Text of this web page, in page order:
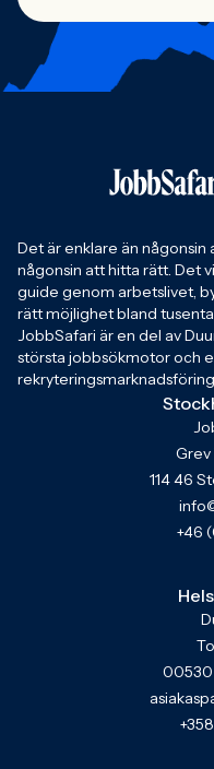
Det är enklare än någonsin
någonsin att hitta rätt. Det
guide genom arbetslivet,
rätt möjlighet bland
JobbSafari är en del av
största jobbsökmotor och
Grev
114 46
+46
00530